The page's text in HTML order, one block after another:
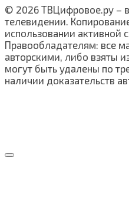
© 2026 ТВЦифровое.ру –
телевидении.
использовании активной
Правообладателям: все
авторскими, либо взяты
могут быть удалены по
наличии доказательств